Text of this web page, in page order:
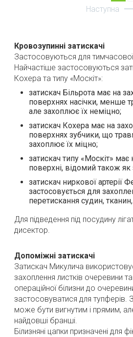
Наступна
Кровозупинні затискачі
Застосовуються для тимчасової
Найчастіше застосовуються
Кохера та типу «Москіт»:
затискач Більрота має на
поверхнях насічки, менше
але захоплює їх неміцно;
затискач Кохера має на
поверхнях зубчики, що
захоплює їх міцно;
затискач типу «Москіт» має
поверхні, відомий також як
затискач ниркової артерії
застосовується для
перетискання судин,
Для підведення під посудину
дисектор.
Допоміжні затискачі
Затискач Микулича
захоплення листків очеревини
операційної білизни до
застосовуватися для тупферів.
може бути вигнутим і прямим,
найдовші бранші.
Білизняні цапки призначені для